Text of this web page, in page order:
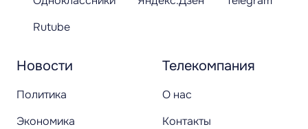
Новости
Политика
Экономика
Телекомпания
О нас
Контакты
Rutube